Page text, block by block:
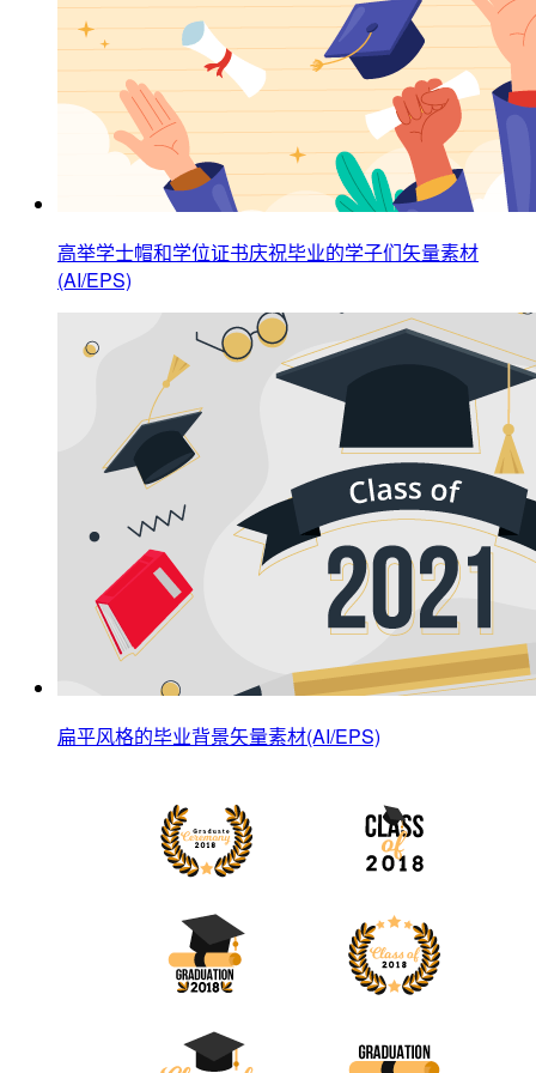
高举学士帽和学位证书庆祝毕业的学子们矢量素材
(AI/EPS)
扁平风格的毕业背景矢量素材(AI/EPS)